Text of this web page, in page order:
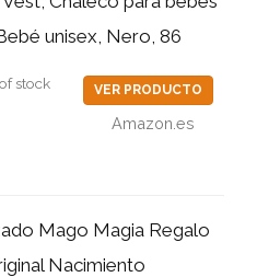
unisex, Nero, 86
stock VER PRODUCTO
Amazon.es
Mago Magia Regalo
Nacimiento